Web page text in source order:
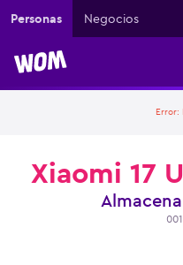
Personas Negocios
Error:
Xiaomi 17